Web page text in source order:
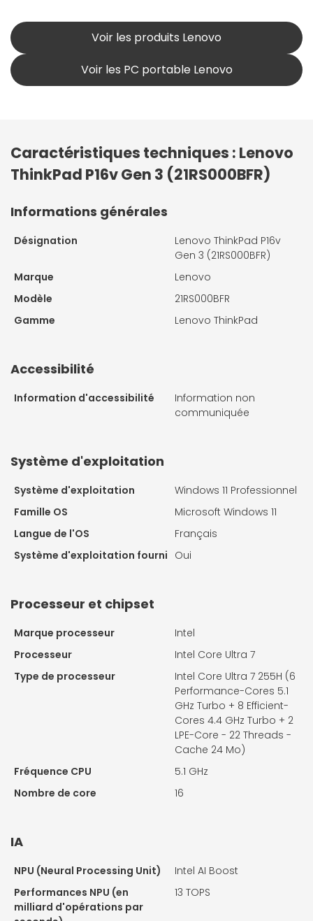
Voir les produits Lenovo
Voir les PC portable Lenovo
Caractéristiques techniques : Lenovo
ThinkPad P16v Gen 3 (21RS000BFR)
Informations générales
Désignation
Lenovo ThinkPad P16v
Gen 3 (21RS000BFR)
Marque
Lenovo
Modèle
21RS000BFR
Gamme
Lenovo ThinkPad
Accessibilité
Information d'accessibilité
Information non
communiquée
Système d'exploitation
Système d'exploitation
Windows 11 Professionnel
Famille OS
Microsoft Windows 11
Langue de l'OS
Français
Système d'exploitation fourni Oui
Processeur et chipset
Marque processeur
Intel
Processeur
Intel Core Ultra 7
Type de processeur
Intel Core Ultra 7 255H (6
Performance-Cores 5.1
GHz Turbo + 8 Efficient-
Cores 4.4 GHz Turbo + 2
LPE-Core - 22 Threads -
Cache 24 Mo)
Fréquence CPU
5.1 GHz
Nombre de core
16
IA
NPU (Neural Processing Unit)
Intel AI Boost
Performances NPU (en
milliard d'opérations par
13 TOPS